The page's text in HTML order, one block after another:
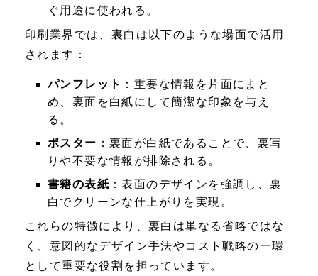
ぐ用途に使われる。
印刷業界では、裏白は以下のような場面で活用
されます：
パンフレット
：重要な情報を片面にまと
め、裏面を白紙にして簡潔な印象を与え
る。
ポスター ：裏面が白紙であることで、裏写
りや不要な情報が排除される。
書籍の表紙 ：表面のデザインを強調し、裏
白でクリーンな仕上がりを実現。
これらの特徴により、裏白は単なる省略ではな
く、意図的なデザイン手法やコスト戦略の一環
として重要な役割を担っています。